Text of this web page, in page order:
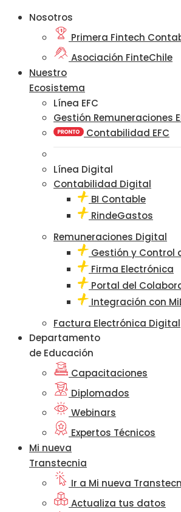
Nosotros
Primera Fintech
Asociación FinteChile
Nuestro
Ecosistema
Línea EFC
Gestión Remuneraciones
Contabilidad EFC
Línea Digital
Contabilidad Digital
BI Contable
RindeGastos
Remuneraciones Digital
Gestión y Control
Firma Electrónica
Portal del
Integración con
Factura Electrónica Digital
Departamento
de Educación
Capacitaciones
Diplomados
Webinars
Expertos Técnicos
Mi nueva
Transtecnia
Ir a Mi nueva
Actualiza tus datos